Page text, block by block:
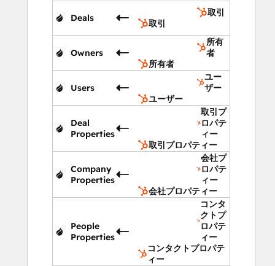
Deals
取引
取引
Owners
所有
者
所有者
Users
ユー
ザー
ユーザー
Deal
Properties
取引プ
ロパテ
ィー
取引プロパティー
Company
Properties
会社プ
ロパテ
ィー
会社プロパティー
People
Properties
コンタ
クトプ
ロパテ
ィー
コンタクトプロパテ
ィー